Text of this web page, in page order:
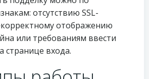
отсутствию SSL-
отображению
или требованиям ввести
странице входа.